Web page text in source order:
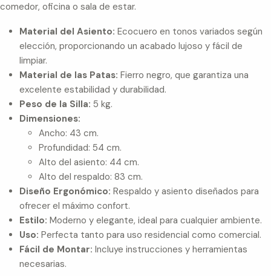
comedor, oficina o sala de estar.
Material del Asiento: Ecocuero en tonos variados según
elección, proporcionando un acabado lujoso y fácil de
limpiar.
Material de las Patas: Fierro negro, que garantiza una
excelente estabilidad y durabilidad.
Peso de la Silla: 5 kg.
Dimensiones:
Ancho: 43 cm.
Profundidad: 54 cm.
Alto del asiento: 44 cm.
Alto del respaldo: 83 cm.
Diseño Ergonómico: Respaldo y asiento diseñados para
ofrecer el máximo confort.
Estilo: Moderno y elegante, ideal para cualquier ambiente.
Uso: Perfecta tanto para uso residencial como comercial.
Fácil de Montar: Incluye instrucciones y herramientas
necesarias.